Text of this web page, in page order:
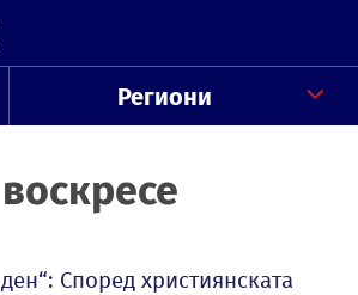
Региони
Според християнската